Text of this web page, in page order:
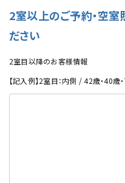
2室以上のご予約・空室
ださい
2室目以降のお客様情報
【記入例】2室目：内側 / 42歳・40歳